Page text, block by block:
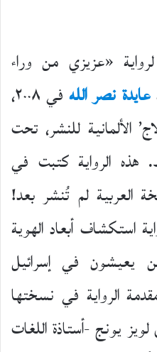
«عزيزي من وراء
عايدة نصر الله
في ٢٠٠٨،
الألمانية للنشر، تحت
هذه الرواية كتبت في
العربية لم تُنشر بعد!
استكشاف أبعاد الهوية
يعيشون في إسرائيل
مقدمة الرواية في نسختها
لويز يونج -أستاذة اللغات